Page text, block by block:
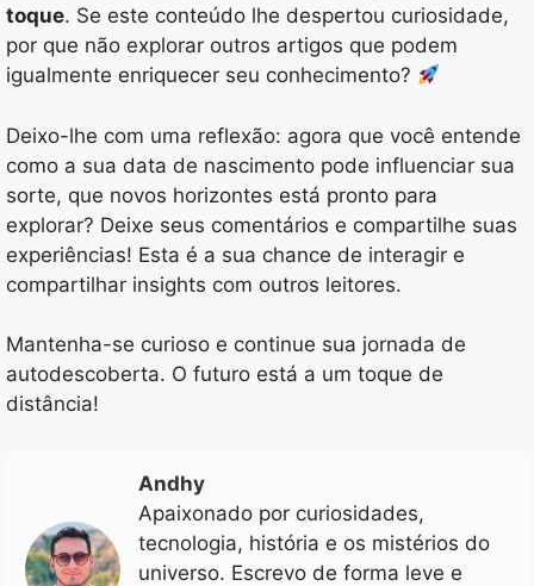
toque. Se este conteúdo lhe despertou curiosidade,
por que não explorar outros artigos que podem
igualmente enriquecer seu conhecimento?
Deixo-lhe com uma reflexão: agora que você entende
como a sua data de nascimento pode influenciar sua
sorte, que novos horizontes está pronto para
explorar? Deixe seus comentários e compartilhe suas
experiências! Esta é a sua chance de interagir e
compartilhar insights com outros leitores.
Mantenha-se curioso e continue sua jornada de
autodescoberta. O futuro está a um toque de
distância!
Andhy
Apaixonado por curiosidades,
tecnologia, história e os mistérios do
universo. Escrevo de forma leve e